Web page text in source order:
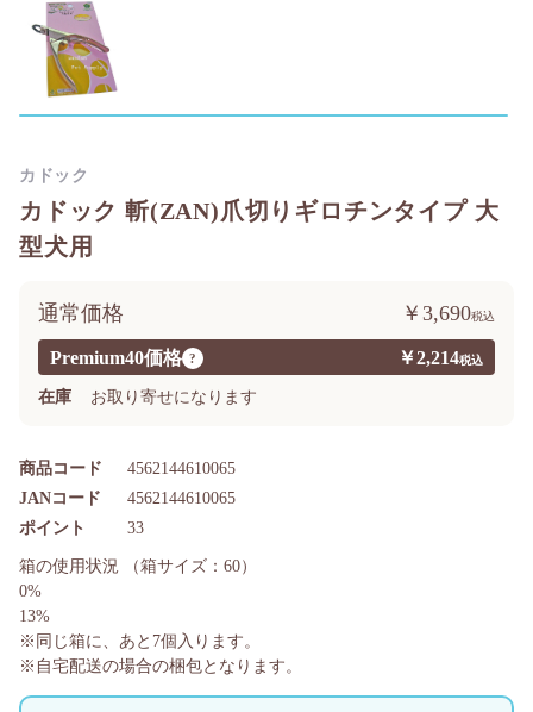
カドック 斬(ZAN)爪切りギロチンタイプ 大
型犬用
Premium40価格 ? ￥2,214
通常価格 ￥3,690
在庫 お取り寄せになります
商品コード 4562144610065
ポイント 33
JANコード 4562144610065
カドック
箱の使用状況
（箱サイズ：60）
0%
13%
※同じ箱に、あと 7個入ります。
※自宅配送の場合の梱包となります。